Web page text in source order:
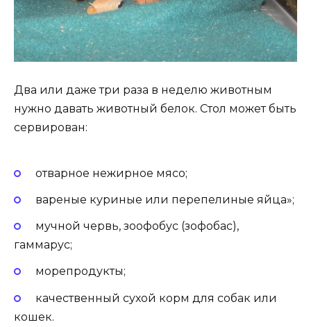
Два или даже три раза в неделю животным
нужно давать животный белок. Стол может быть
сервирован:
отварное нежирное мясо;
вареные куриные или перепелиные яйца»;
мучной червь, зоофобус (зофобас),
гаммарус;
морепродукты;
качественный сухой корм для собак или
кошек.